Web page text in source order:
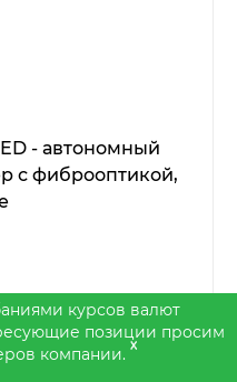
- автономный
с фиброоптикой,
курсов валют
позиции просим
компании.
x